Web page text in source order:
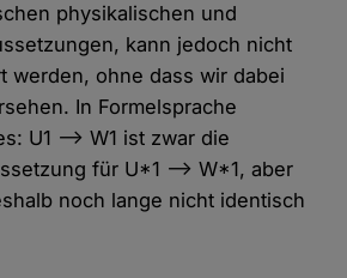
physikalischen und
kann jedoch nicht
werden, ohne dass wir dabei
In Formelsprache
U1 --> W1 ist zwar die
für U*1 --> W*1, aber
noch lange nicht identisch